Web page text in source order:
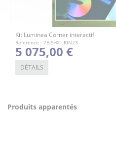
Kit Luminea Corner interactif
Réference : 7BJSHX-LRIN23
5 075,00 €
DÉTAILS
Produits apparentés